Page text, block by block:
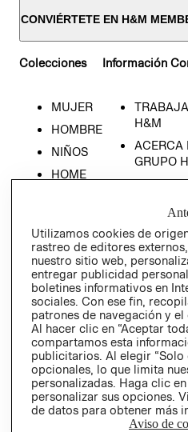
CONVIÉRTETE EN H&M
Colecciones
MUJER
HOMBRE
NIÑOS
HOME
Información
H&M
ACERCA
GRUPO
POLÍTICA
Utilizamos cookies de
rastreo de editores
nuestro sitio web,
entregar publicidad
boletines informativos en
sociales. Con ese fin,
patrones de navegación y
Al hacer clic en “Aceptar
compartamos esta
publicitarios. Al elegir “Solo
opcionales, lo que limita
personalizadas. Haga clic
personalizar sus opciones.
de datos para obtener más
Aviso de